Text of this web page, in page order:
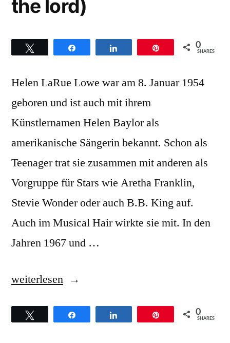
the lord)
0
SHARES
Helen LaRue Lowe war am 8. Januar 1954
geboren und ist auch mit ihrem
Künstlernamen Helen Baylor als
amerikanische Sängerin bekannt. Schon als
Teenager trat sie zusammen mit anderen als
Vorgruppe für Stars wie Aretha Franklin,
Stevie Wonder oder auch B.B. King auf.
Auch im Musical Hair wirkte sie mit. In den
Jahren 1967 und …
„Helen
–
weiterlesen
0
SHARES